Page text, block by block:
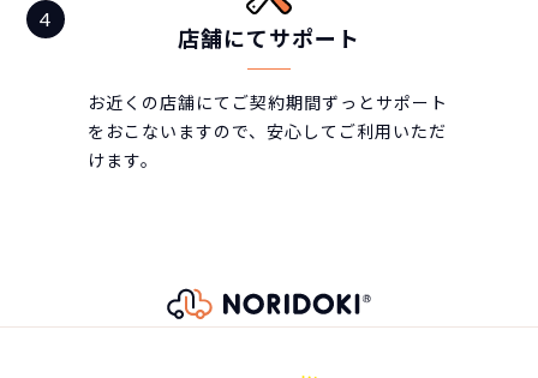
店舗にてサポート
お近くの店舗にてご契約期間ずっとサポート
をおこないますので、安心してご利用いただ
けます。